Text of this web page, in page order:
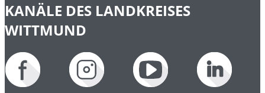
KANÄLE DES LANDKREISES
WITTMUND